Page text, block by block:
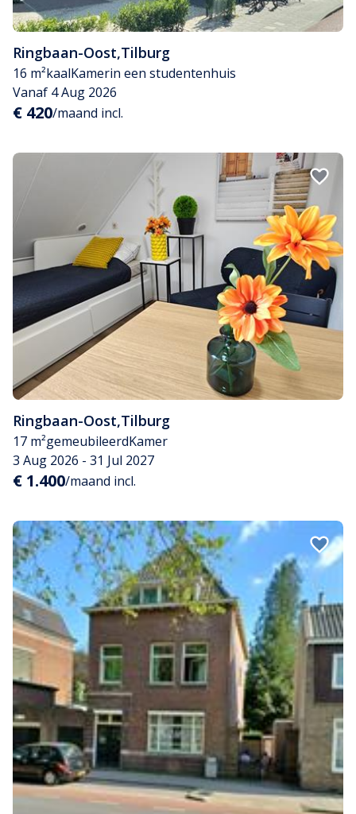
Ringbaan-Oost,Tilburg
16 m²kaalKamerin een studentenhuis
Vanaf 4 Aug 2026
€ 420/maand incl.
Ringbaan-Oost,Tilburg
17 m²gemeubileerdKamer
3 Aug 2026 - 31 Jul 2027
€ 1.400/maand incl.